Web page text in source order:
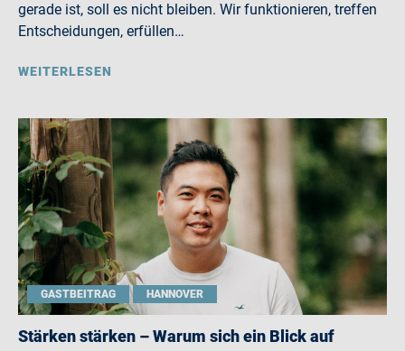
gerade ist, soll es nicht bleiben. Wir funktionieren, treffen
Entscheidungen, erfüllen…
WEITERLESEN
GASTBEITRAG HANNOVER
Stärken stärken – Warum sich ein Blick auf